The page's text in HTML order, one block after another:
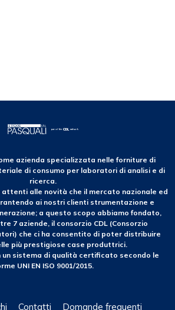
azienda specializzata nelle forniture di
di consumo per laboratori di analisi e di
ricerca.
alle novità che il mercato nazionale ed
ai nostri clienti strumentazione e
a questo scopo abbiamo fondato,
7 aziende, il consorzio CDL (Consorzio
che ci ha consentito di poter distribuire
più prestigiose case produttrici.
un sistema di qualità certificato secondo le
UNI EN ISO 9001/2015.
Contatti Domande frequenti